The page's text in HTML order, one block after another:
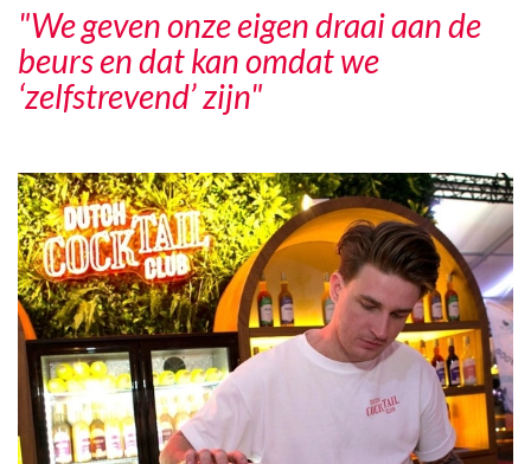
"We geven onze eigen draai aan de
beurs en dat kan omdat we
‘zelfstrevend’ zijn"